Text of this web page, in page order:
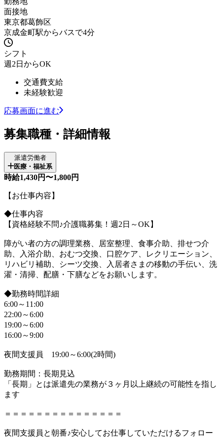
面接地
東京都葛飾区
京成金町駅からバスで4分
シフト
週2日からOK
交通費支給
未経験歓迎
応募画面に進む
募集職種・詳細情報
派遣労働者
医療・福祉系
時給1,430円〜1,800円
【お仕事内容】
◆仕事内容
【資格経験不問♪介護職募集！週2日～OK】
障がい者の方の調理業務、居室整理、食事介助、排せつ介
助、入浴介助、おむつ交換、口腔ケア、レクリエーション、
リハビリ補助、シーツ交換、入居者さまの移動の手伝い、洗
濯・清掃、配膳・下膳などをお願いします。
◆勤務時間詳細
6:00～11:00
22:00～6:00
19:00～6:00
16:00～9:00
夜間支援員 19:00～6:00(2時間)
勤務期間：長期見込
「長期」とは派遣先の業務が３ヶ月以上継続の可能性を指し
ます
＝＝＝＝＝＝＝＝＝＝＝＝＝＝＝
夜間支援員と朝番♪安心してお仕事していただけるフォロー